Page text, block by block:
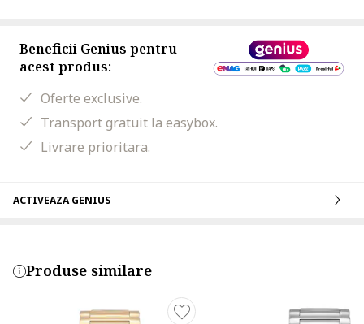
Beneficii Genius pentru
acest produs:
Oferte exclusive.
Transport gratuit la easybox.
Livrare prioritara.
ACTIVEAZA GENIUS
Produse similare